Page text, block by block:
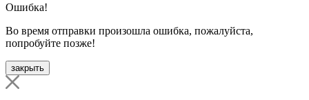
Ошибка!
Во время отправки произошла ошибка, пожалуйста,
попробуйте позже!
закрыть